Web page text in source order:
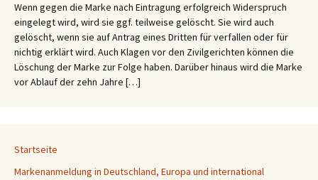
Wenn gegen die Marke nach Eintragung erfolgreich Widerspruch
eingelegt wird, wird sie ggf. teilweise gelöscht. Sie wird auch
gelöscht, wenn sie auf Antrag eines Dritten für verfallen oder für
nichtig erklärt wird. Auch Klagen vor den Zivilgerichten können die
Löschung der Marke zur Folge haben. Darüber hinaus wird die Marke
vor Ablauf der zehn Jahre […]
Startseite
Markenanmeldung in Deutschland, Europa und international